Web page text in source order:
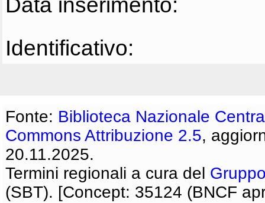
Identificativo:
Fonte: Biblioteca Nazionale
Commons Attribuzione 2.5,
20.11.2025.
Termini regionali a cura del
(SBT). [Concept: 35124 (BNCF